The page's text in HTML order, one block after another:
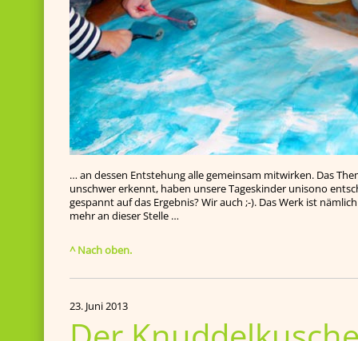
… an dessen Entstehung alle gemeinsam mitwirken. Das
unschwer erkennt, haben unsere Tageskinder unisono
gespannt auf das Ergebnis? Wir auch ;-). Das Werk ist
mehr an dieser Stelle …
^ Nach oben.
23. Juni 2013